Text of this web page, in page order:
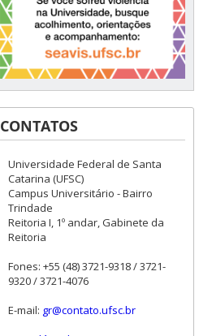
CONTATOS
Universidade Federal de Santa
Catarina (UFSC)
Campus Universitário - Bairro
Trindade
Reitoria I, 1º andar, Gabinete da
Reitoria
Fones: +55 (48) 3721-9318 / 3721-
9320 / 3721-4076
E-mail: gr@contato.ufsc.br